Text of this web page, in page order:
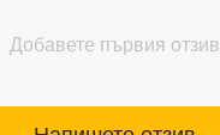
Добавете първия отзив